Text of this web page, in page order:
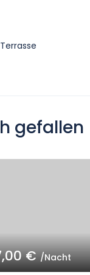
Terrasse
gefallen
€/Nacht